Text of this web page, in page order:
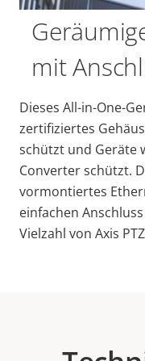
mit
Dieses All-in-One-
zertifiziertes
schützt und Geräte
Converter schützt.
vormontiertes
einfachen
Vielzahl von Axis